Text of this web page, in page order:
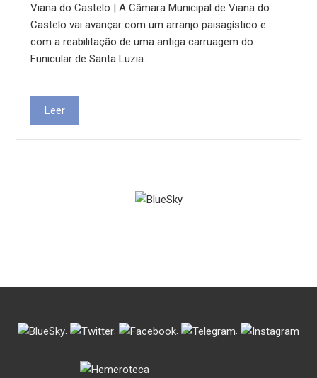
Viana do Castelo | A Câmara Municipal de Viana do
Castelo vai avançar com um arranjo paisagístico e
com a reabilitação de uma antiga carruagem do
Funicular de Santa Luzia.…
Leer
. . . .